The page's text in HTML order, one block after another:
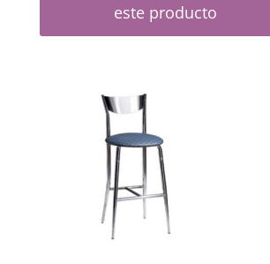
este producto